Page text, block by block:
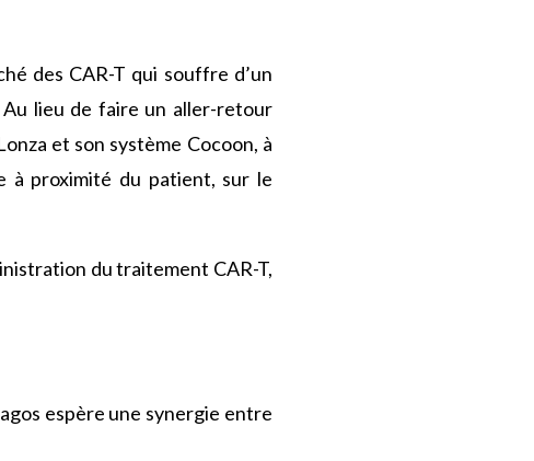
des CAR-T qui souffre d’un
lieu de faire un aller-retour
et son système Cocoon, à
à proximité du patient, sur le
du traitement CAR-T,
espère une synergie entre